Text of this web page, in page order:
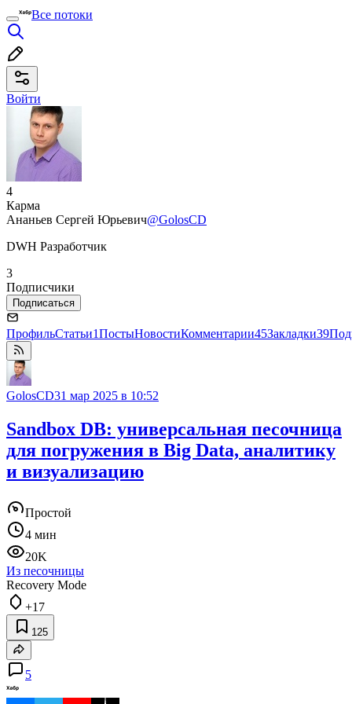
Все потоки
Войти
4
Карма
Ананьев Сергей Юрьевич@GolosCD
DWH Разработчик
3
Подписчики
Подписаться
ПрофильСтатьи1ПостыНовостиКомментарии45Закладки39
GolosCD31 мар 2025 в 10:52
Sandbox DB: универсальная песочница
для погружения в Big Data, аналитику
и визуализацию
Простой
4 мин
20K
Из песочницы
Recovery Mode
+17
125
5